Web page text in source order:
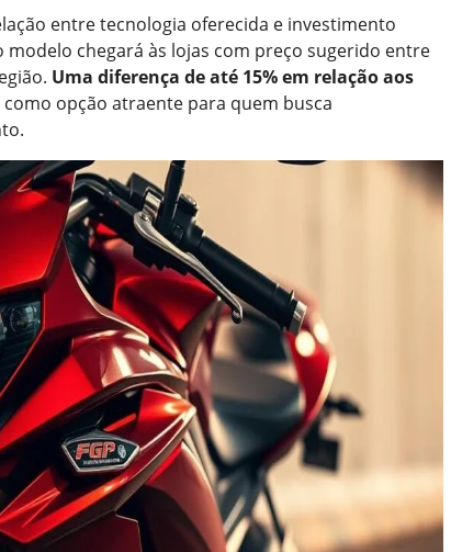
entre tecnologia oferecida e investimento
modelo chegará às lojas com preço sugerido entre
Uma diferença de até 15% em relação aos
opção atraente para quem busca